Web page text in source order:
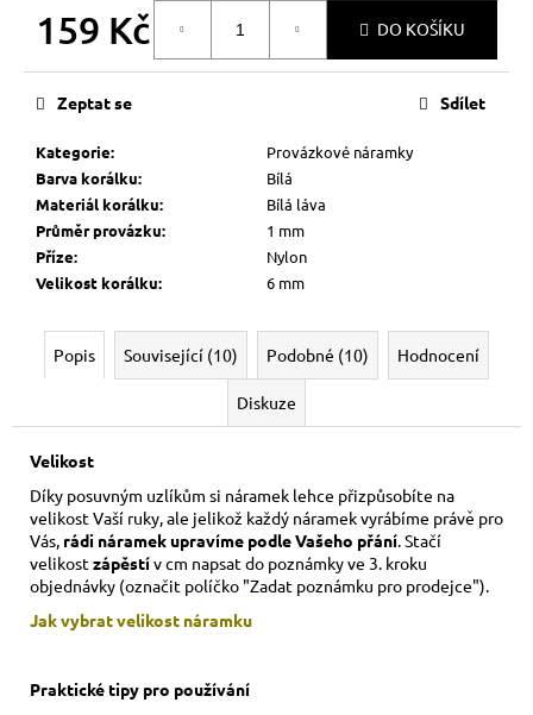
159 Kč DO KOŠÍKU
Kategorie:
Provázkové náramky
Barva korálku:
Bílá
Materiál korálku:
Bílá láva
Průměr provázku:
1 mm
Příze:
Nylon
Velikost korálku: 6 mm
Zeptat se Sdílet
Popis Související (10) Podobné (10) Hodnocení
Diskuze
Velikost
Díky posuvným uzlíkům si náramek lehce přizpůsobíte na
velikost Vaší ruky, ale jelikož každý náramek vyrábíme právě pro
Vás, rádi náramek upravíme podle Vašeho přání . Stačí
velikostzápěstív cm napsat do poznámky ve 3. kroku
objednávky (označit políčko "Zadat poznámku pro prodejce").
Jak vybrat velikost náramku
Praktické tipy pro používání
NÁRAMEK
Kč
Původně: